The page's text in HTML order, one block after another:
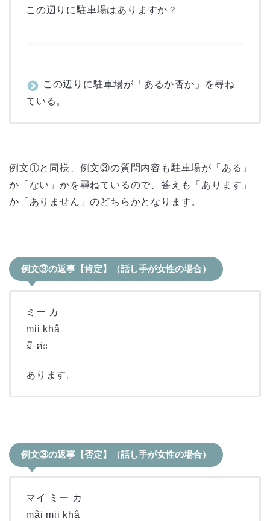
この辺りに駐車場はありますか？
この辺りに駐車場が「あるか否か」を尋ね
ている。
例文①と同様、例文③の質問内容も駐車場が「ある」
か「ない」かを尋ねているので、答えも「あります」
か「ありません」のどちらかとなります。
例文③の返事【肯定】（話し手が女性の場合）
ミー カ
mii khâ
มี ค่ะ
あります。
例文③の返事【否定】（話し手が女性の場合）
マイ ミー カ
mâi mii khâ